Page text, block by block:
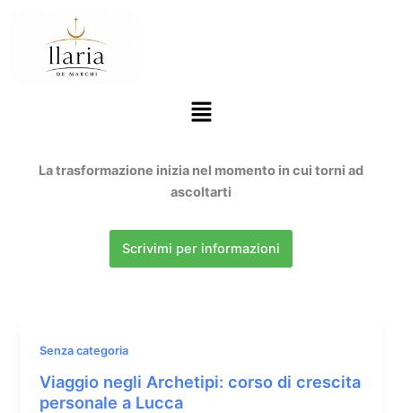
contenuto
Menu
La trasformazione inizia nel momento in cui torni ad
ascoltarti
Scrivimi per informazioni
Senza categoria
Viaggio negli Archetipi: corso di crescita
personale a Lucca